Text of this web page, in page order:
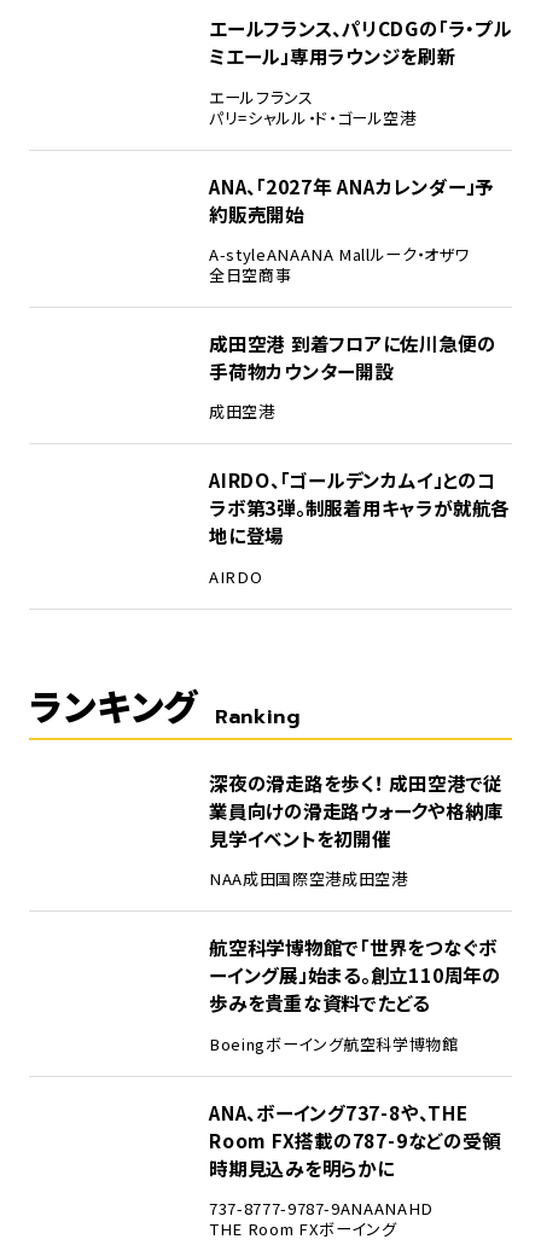
エールフランス、パリCDGの「ラ・プル
ミエール」専用ラウンジを刷新
エールフランス
パリ=シャルル・ド・ゴール空港
ANA、「2027年 ANAカレンダー」予
約販売開始
A-styleANAANA Mallルーク・オザワ
全日空商事
成田空港 到着フロアに佐川急便の
手荷物カウンター開設
成田空港
AIRDO、「ゴールデンカムイ」とのコ
ラボ第3弾。制服着用キャラが就航各
地に登場
AIRDO
ランキング Ranking
深夜の滑走路を歩く！ 成田空港で従
業員向けの滑走路ウォークや格納庫
見学イベントを初開催
NAA成田国際空港成田空港
航空科学博物館で「世界をつなぐボ
ーイング展」始まる。創立110周年の
歩みを貴重な資料でたどる
Boeingボーイング航空科学博物館
ANA、ボーイング737-8や、THE
Room FX搭載の787-9などの受領
時期見込みを明らかに
737-8777-9787-9ANAANAHD
THE Room FXボーイング